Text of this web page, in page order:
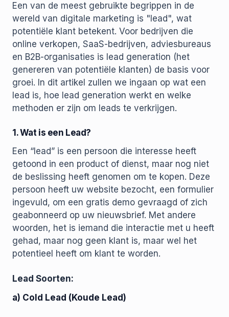
Een van de meest gebruikte begrippen in de
wereld van digitale marketing is "lead", wat
potentiële klant betekent. Voor bedrijven die
online verkopen, SaaS-bedrijven, adviesbureaus
en B2B-organisaties is lead generation (het
genereren van potentiële klanten) de basis voor
groei. In dit artikel zullen we ingaan op wat een
lead is, hoe lead generation werkt en welke
methoden er zijn om leads te verkrijgen.
1. Wat is een Lead?
Een “lead” is een persoon die interesse heeft
getoond in een product of dienst, maar nog niet
de beslissing heeft genomen om te kopen. Deze
persoon heeft uw website bezocht, een formulier
ingevuld, om een gratis demo gevraagd of zich
geabonneerd op uw nieuwsbrief. Met andere
woorden, het is iemand die interactie met u heeft
gehad, maar nog geen klant is, maar wel het
potentieel heeft om klant te worden.
Lead Soorten:
a) Cold Lead (Koude Lead)